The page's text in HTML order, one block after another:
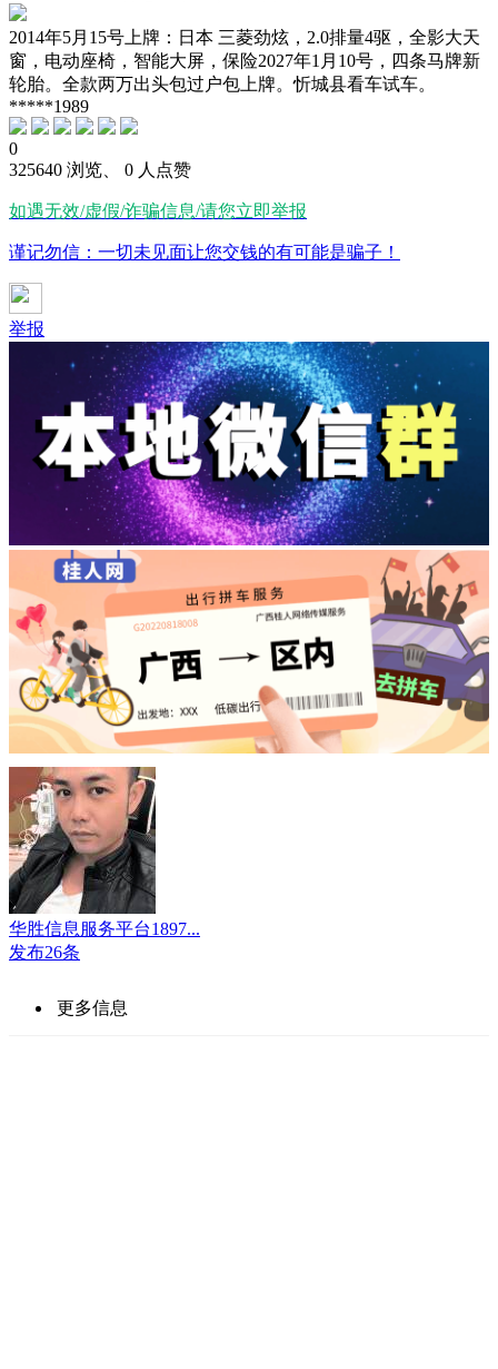
2014年5月15号上牌：日本 三菱劲炫，2.0排量4驱，全影大天
窗，电动座椅，智能大屏，保险2027年1月10号，四条马牌新
轮胎。全款两万出头包过户包上牌。忻城县看车试车。
*****1989
0
325640 浏览、 0 人点赞
如遇无效/虚假/诈骗信息/请您立即举报
谨记勿信：一切未见面让您交钱的有可能是骗子！
举报
华胜信息服务平台1897...
发布26条
更多信息